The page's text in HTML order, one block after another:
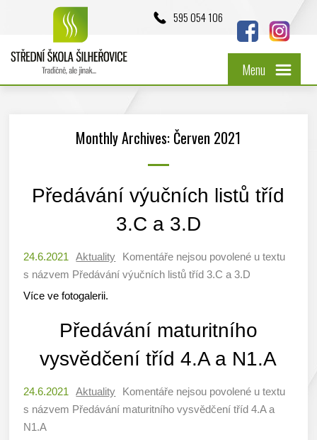
595 054 106
Menu
Monthly Archives: Červen 2021
Předávání výučních listů tříd
3.C a 3.D
24.6.2021 Aktuality Komentáře nejsou povolené u textu
s názvem Předávání výučních listů tříd 3.C a 3.D
Více ve fotogalerii.
Předávání maturitního
vysvědčení tříd 4.A a N1.A
24.6.2021 Aktuality Komentáře nejsou povolené u textu
s názvem Předávání maturitního vysvědčení tříd 4.A a
N1.A